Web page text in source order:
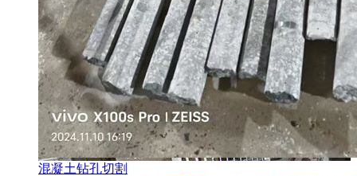
混凝土钻孔切割